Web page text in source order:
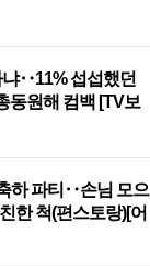
냐‥11% 섭섭했던
동원해 컴백 [TV보
하 파티‥손님 모으
한 척(편스토랑)[어